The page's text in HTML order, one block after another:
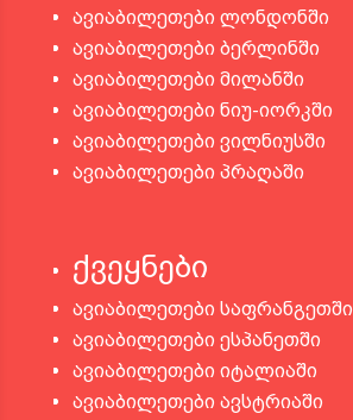
ავიაბილეთები ლონდონში
ავიაბილეთები ბერლინში
ავიაბილეთები მილანში
ავიაბილეთები ნიუ-იორკში
ავიაბილეთები ვილნიუსში
ავიაბილეთები პრაღაში
ქვეყნები
ავიაბილეთები საფრანგეთში
ავიაბილეთები ესპანეთში
ავიაბილეთები იტალიაში
ავიაბილეთები ავსტრიაში